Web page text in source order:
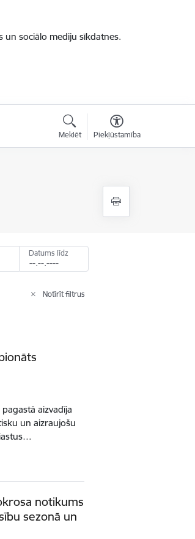
un sociālo mediju sīkdatnes.
Meklēt Piekļūstamība
Datums līdz
Notīrīt filtrus
aizvadīja
un aizraujošu
notikums
sezonā un